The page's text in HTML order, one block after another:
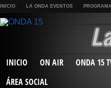
INICIO LA ONDA EVENTOS
INICIO ON AIR ONDA 15
ÁREA SOCIAL